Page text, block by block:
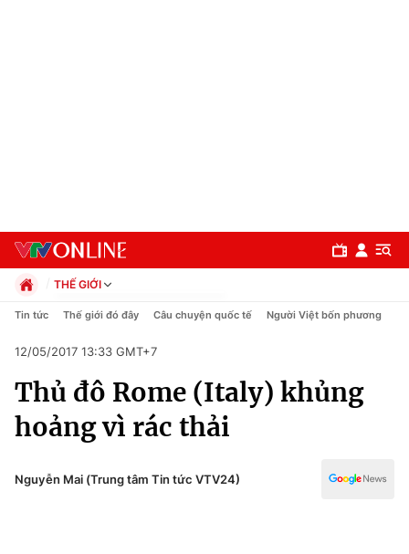
Chuyên mục
Chính trị
THẾ GIỚI
Chính trị
Pháp luật
Kinh tế
Thể thao
Truyền hình
Y tế
Tin tức Thế giới đó đây Câu chuyện quốc tế Người Việt bốn phương
12/05/2017 13:33 GMT+7
Thủ đô Rome (Italy) khủng
hoảng vì rác thải
Nguyễn Mai (Trung tâm Tin tức VTV24)